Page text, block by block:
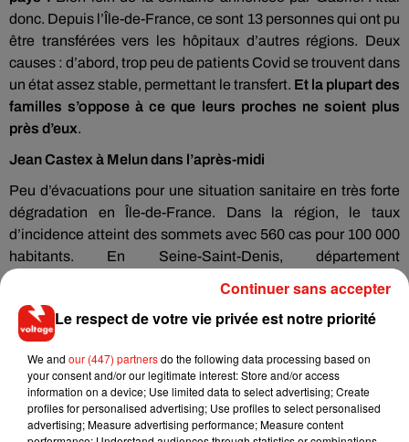
donc. Depuis l’Île-de-France, ce sont 13 personnes qui ont pu
être transférées vers les hôpitaux d’autres régions. Deux
causes : d’abord, trop peu de patients Covid se trouvent dans
un état assez stable, permettant le transfert. Et la plupart des
familles s’oppose à ce que leurs proches ne soient plus
près d’eux.
Jean Castex à Melun dans l’après-midi
Peu d’évacuations pour une situation sanitaire en très forte
dégradation en Île-de-France. Dans la région, le taux
d’incidence atteint des sommets avec 560 cas pour 100 000
habitants. En Seine-Saint-Denis, département
C’est dans ce contexte que le Premier ministre, Jean Castex,
se rend dans l’après-midi à l’hôpital de Melun (Seine-et-
Marne).Le chef de l’exécutif doit rendre visite aux services
de réanimation et aux urgences. 37 patients y sont
actuellement admis en soins critiques. Rien que dans la
Le respect de votre vie privée est notre priorité
We and our (447) partnersdo the following data processing based on
your consent and/or our legitimate interest: Store and/or access
information on a device; Use limited data to select advertising; Create
profiles for personalised advertising; Use profiles to select personalised
advertising; Measure advertising performance; Measure content
Continuer sans accepter